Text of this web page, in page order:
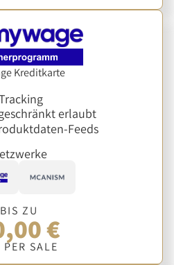
Kreditkarte
erlaubt
Feeds
BIS ZU
€
PER SALE